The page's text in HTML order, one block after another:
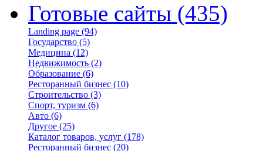
Готовые сайты (435)
Landing page (94)
Государство (5)
Медицина (12)
Недвижимость (2)
Образование (6)
Ресторанный бизнес (10)
Строительство (3)
Спорт, туризм (6)
Авто (6)
Другое (25)
Каталог товаров, услуг (178)
Ресторанный бизнес (20)